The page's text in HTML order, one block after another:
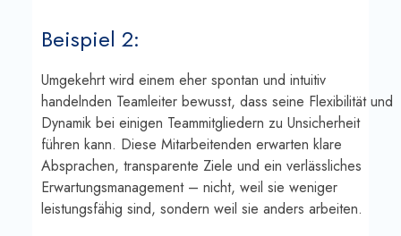
Beispiel 2:
Umgekehrt wird einem eher spontan und intuitiv
handelnden Teamleiter bewusst, dass seine Flexibilität und
Dynamik bei einigen Teammitgliedern zu Unsicherheit
führen kann. Diese Mitarbeitenden erwarten klare
Absprachen, transparente Ziele und ein verlässliches
Erwartungsmanagement – nicht, weil sie weniger
leistungsfähig sind, sondern weil sie anders arbeiten.